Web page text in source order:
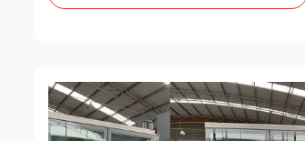
CE/CB/SABRE/GEMS 認証を取得しており、